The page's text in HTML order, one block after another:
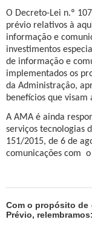
O Decreto-Lei n.º
prévio relativos à
informação e
investimentos
de informação e
implementados os
da Administração,
benefícios que visam
A AMA é ainda
serviços tecnologias
151/2015, de 6 de
comunicações com
Com o propósito de
Prévio, relembramos: